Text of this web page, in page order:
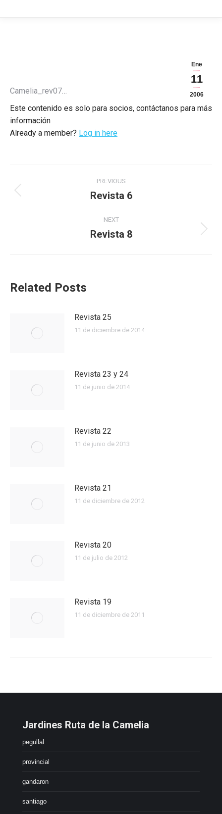
Ene
11
2006
Camelia_rev07…
Este contenido es solo para socios, contáctanos para más
información
Already a member? Log in here
navigation
PREVIOUS
Previous
Revista 6
NEXT
Next
Revista 8
Related Posts
Revista 25
11 de diciembre de 2014
Revista 23 y 24
11 de junio de 2014
Revista 22
11 de junio de 2013
Revista 21
11 de diciembre de 2012
Revista 20
11 de julio de 2012
Revista 19
11 de diciembre de 2011
Jardines Ruta de la Camelia
pegullal
provincial
gandaron
santiago